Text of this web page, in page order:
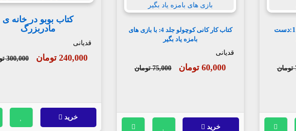
کتاب کار کانی کوچولو جلد 1:دست
کتاب کار کانی کوچولو جلد 4: با بازی های
بامزه یاد بگیر
قدیانی
60,000 تومان 75,000 تومان
خرید
کتاب بوبو در خانه ی
مادربزرگ
قدیانی
240,000 تومان 300,000 تومان
خرید